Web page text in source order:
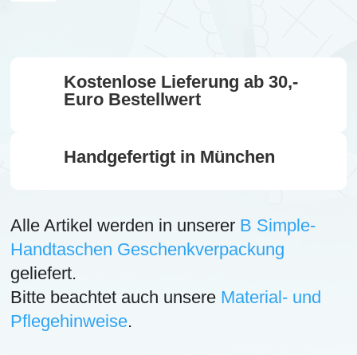
Kostenlose Lieferung ab 30,-
Euro Bestellwert
Handgefertigt in München
Alle Artikel werden in unserer B Simple-
Handtaschen Geschenkverpackung
geliefert.
Bitte beachtet auch unsere Material- und
Pflegehinweise.